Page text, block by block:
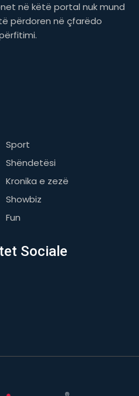
në këtë portal nuk mund
përdoren në çfarëdo
Sport
Shëndetësi
Kronika e zezë
Showbiz
Fun
Sociale